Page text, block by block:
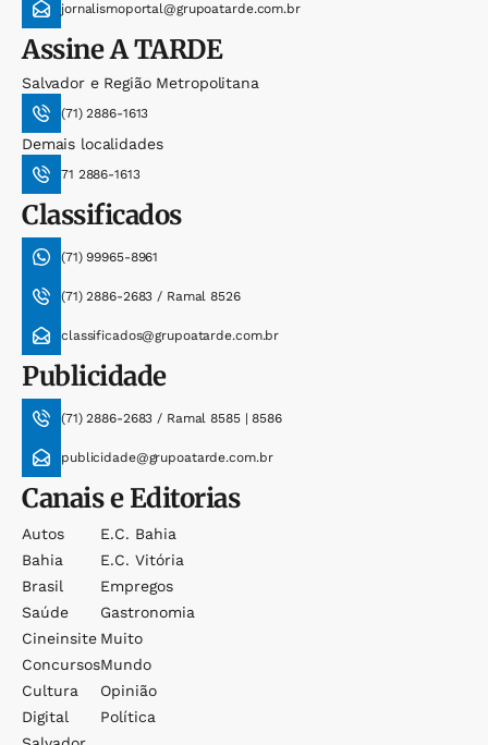
jornalismoportal@grupoatarde.com.br
AssineA TARDE
Salvador e Região Metropolitana
(71) 2886-1613
Demais localidades
71 2886-1613
Classificados
(71) 99965-8961
(71) 2886-2683 / Ramal 8526
classificados@grupoatarde.com.br
Publicidade
(71) 2886-2683 / Ramal 8585 | 8586
publicidade@grupoatarde.com.br
Canais e Editorias
Autos
Bahia
Brasil
Saúde
Cineinsite
Concursos
Cultura
Digital
E.c. Bahia
E.c. Vitória
Empregos
Gastronomia
Muito
Mundo
Opinião
Política